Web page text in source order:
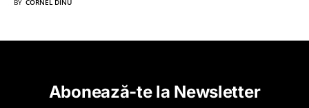
Abonează-te la Newsletter